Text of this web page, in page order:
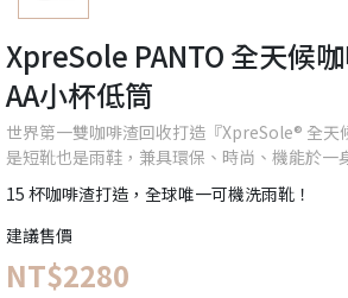
XpreSole PANTO 全天候
AA小杯低筒
世界第一雙咖啡渣回收打造『XpreSole® 全天
是短靴也是雨鞋，兼具環保、時尚、機能於一
15 杯咖啡渣打造，全球唯一可機洗雨靴！
建議售價
NT$2280